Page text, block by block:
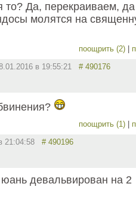
то? Да, перекраиваем, да
молятся на
поощрить (2)
в 19:55:21 # 490176
поощрить (1)
21:04:58 # 490196
юань девальвирован на 2